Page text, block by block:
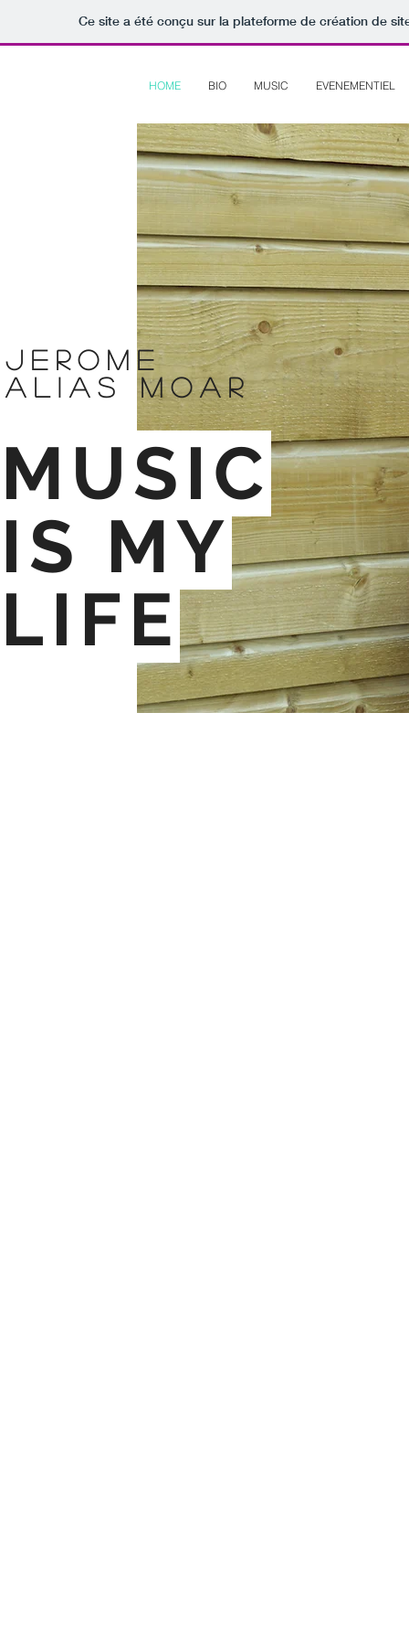
Ce site a été conçu sur la plateforme de création de
HOME BIO MUSIC EVENEMENTIEL
MUSIC
IS MY
LIFE
Jerome
alias MOAR